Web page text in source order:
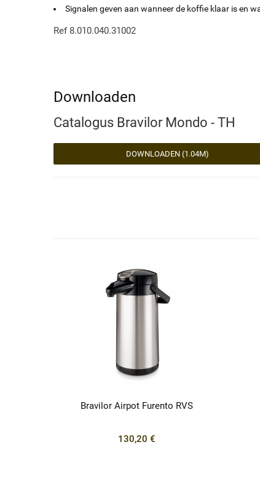
Signalen geven aan wanneer de koffie klaar is en
Ref 8.010.040.31002
Downloaden
Catalogus Bravilor Mondo - TH
DOWNLOADEN (1.04M)
Bravilor Airpot Furento RVS
130,20 €